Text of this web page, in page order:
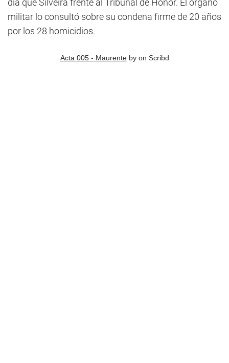
día que Silveira frente al Tribunal de Honor. El órgano
militar lo consultó sobre su condena firme de 20 años
por los 28 homicidios.
Acta 005 - Maurenteby on Scribd